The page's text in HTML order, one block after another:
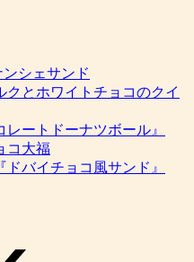
シェサンド
とホワイトチョコのクイ
ートドーナツボール』
コ大福
バイチョコ風サンド』